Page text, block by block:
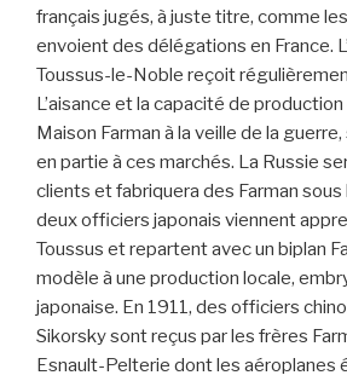
français jugés, à juste titre, comme
envoient des délégations en France.
Toussus-le-Noble reçoit
L’aisance et la capacité de
Maison Farman à la veille de la
en partie à ces marchés. La Russie
clients et fabriquera des Farman sous
deux officiers japonais viennent
Toussus et repartent avec un biplan
modèle à une production locale,
japonaise. En 1911, des officiers
Sikorsky sont reçus par les frères
Esnault-Pelterie dont les aéroplanes